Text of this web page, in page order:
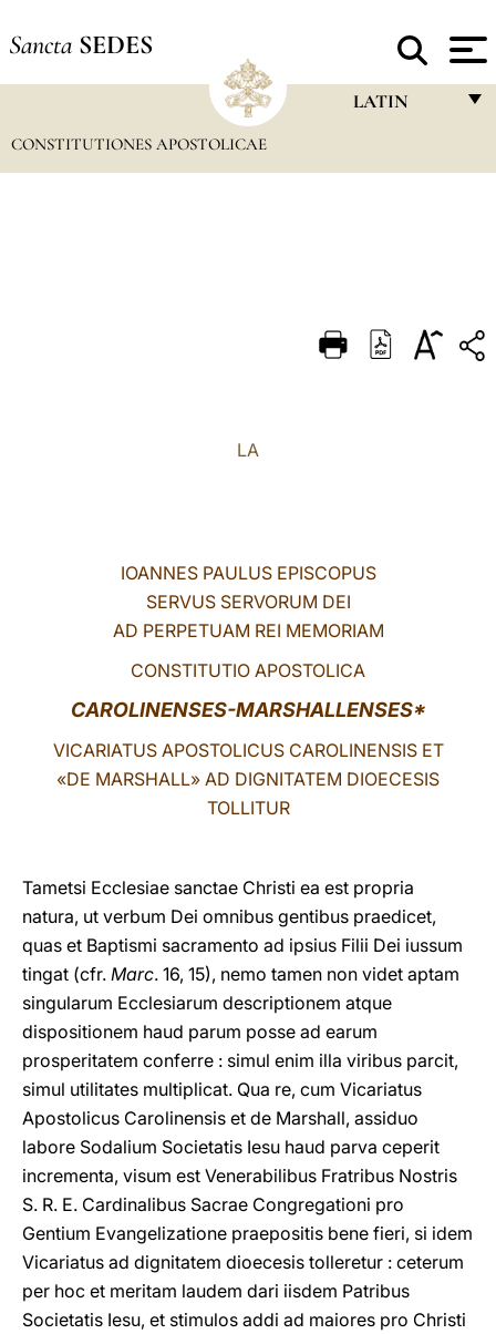
Sancta SEDES
LATIN
DEUTSCH
CONSTITUTIONES APOSTOLICAE
LA
IOANNES PAULUS EPISCOPUS
SERVUS SERVORUM DEI
AD PERPETUAM REI MEMORIAM
CONSTITUTIO APOSTOLICA
CAROLINENSES-MARSHALLENSES*
VICARIATUS APOSTOLICUS CAROLINENSIS ET
«DE MARSHALL» AD DIGNITATEM DIOECESIS
TOLLITUR
Tametsi Ecclesiae sanctae Christi ea est propria
natura, ut verbum Dei omnibus gentibus praedicet,
quas et Baptismi sacramento ad ipsius Filii Dei iussum
tingat (cfr. Marc. 16, 15), nemo tamen non videt aptam
singularum Ecclesiarum descriptionem atque
dispositionem haud parum posse ad earum
prosperitatem conferre : simul enim illa viribus parcit,
simul utilitates multiplicat. Qua re, cum Vicariatus
Apostolicus Carolinensis et de Marshall, assiduo
labore Sodalium Societatis Iesu haud parva ceperit
incrementa, visum est Venerabilibus Fratribus Nostris
S. R. E. Cardinalibus Sacrae Congregationi pro
Gentium Evangelizatione praepositis bene fieri, si idem
Vicariatus ad dignitatem dioecesis tolleretur : ceterum
per hoc et meritam laudem dari iisdem Patribus
Societatis Iesu, et stimulos addi ad maiores pro Christi